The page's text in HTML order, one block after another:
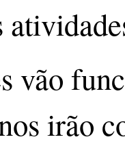
vão
irão